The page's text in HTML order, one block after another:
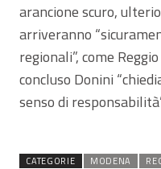
arancione scuro,
arriveranno
regionali”, come
concluso Donini
senso di
CATEGORIE MODENA